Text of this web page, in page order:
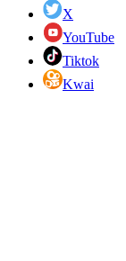
X
YouTube
Tiktok
Kwai